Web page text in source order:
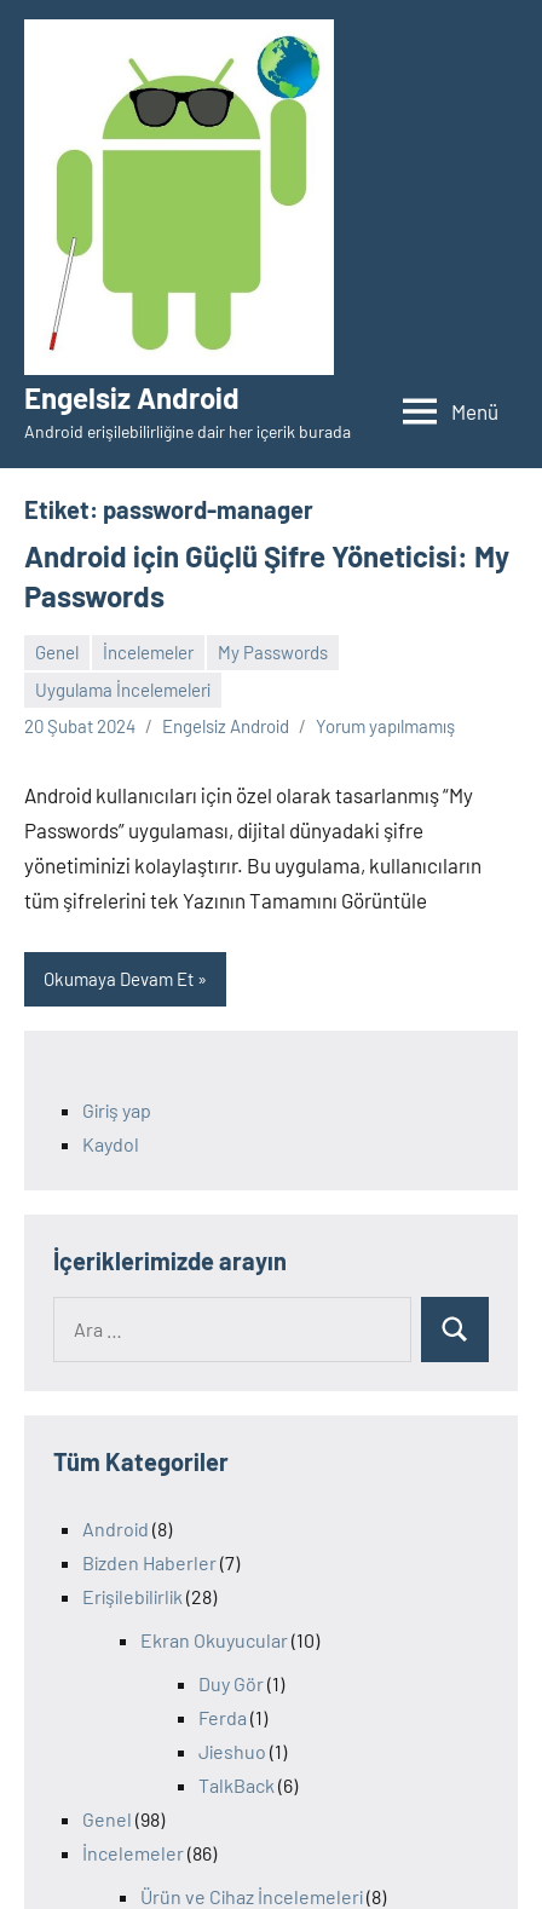
İçeriğe
Engelsiz Android
Android erişilebilirliğine dair her içerik burada
Menü
Etiket: password-manager
Android için Güçlü Şifre Yöneticisi: My
Passwords
Genel İncelemeler
My Passwords
Uygulama İncelemeleri
20 Şubat 2024
Engelsiz Android Yorum yapılmamış
Android kullanıcıları için özel olarak tasarlanmış “My
Passwords” uygulaması, dijital dünyadaki şifre
yönetiminizi kolaylaştırır. Bu uygulama, kullanıcıların
tüm şifrelerini tek Yazının Tamamını Görüntüle
Okumaya Devam Et
Giriş yap
Kaydol
İçeriklerimizde arayın
Ara
Tüm Kategoriler
Android (8)
Bizden Haberler(7)
Erişilebilirlik (28)
Ekran Okuyucular(10)
Duy Gör(1)
Ferda (1)
Jieshuo (1)
TalkBack (6)
Genel (98)
İncelemeler(86)
Ürün ve Cihaz İncelemeleri(8)